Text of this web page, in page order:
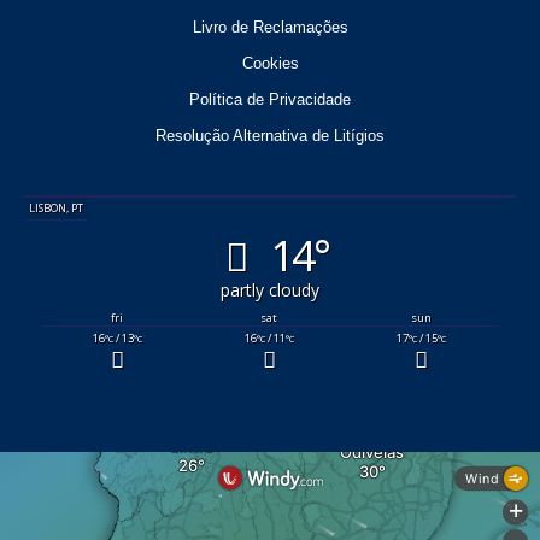
Livro de Reclamações
Cookies
Política de Privacidade
Resolução Alternativa de Litígios
LISBON, PT
14°
partly cloudy
fri sat
sun
16°C/ 13°C 16°C/ 11°C 17°C/ 15°C